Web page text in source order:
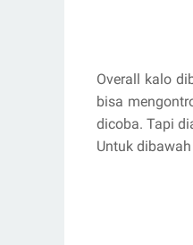
Overall kalo
bisa
dicoba. Tapi
Untuk